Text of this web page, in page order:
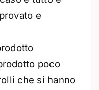
e
poco
che si hanno